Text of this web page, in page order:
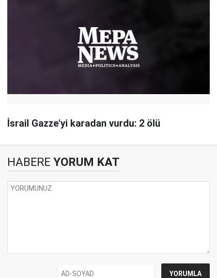
İsrail Gazze'yi karadan vurdu: 2 ölü
HABERE YORUM KAT